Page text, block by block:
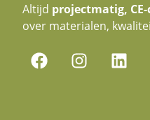
Altijd projectmatig,
over materialen,